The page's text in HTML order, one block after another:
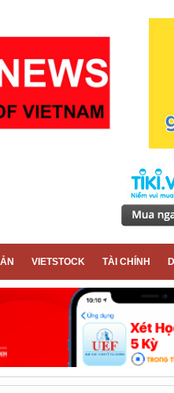
VIETSTOCK TÀI CHÍNH